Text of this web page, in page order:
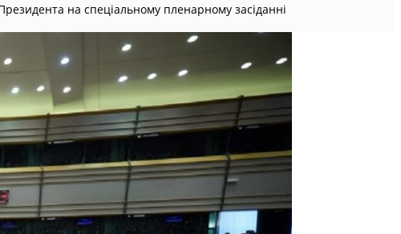
на спеціальному пленарному засіданні